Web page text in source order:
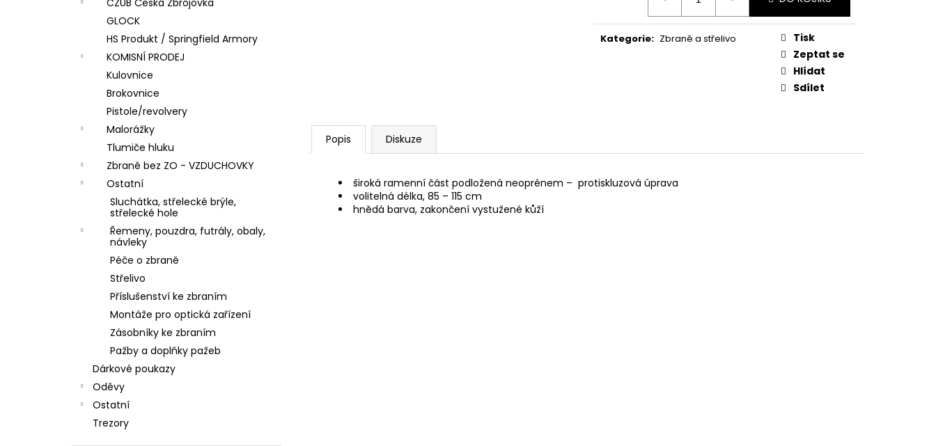
CZUB Česká Zbrojovka
GLOCK
HS Produkt / Springfield Armory
KOMISNÍ PRODEJ
Kulovnice
Brokovnice
Pistole/revolvery
Malorážky
Tlumiče hluku
Zbraně bez ZO - VZDUCHOVKY
Ostatní
Sluchátka, střelecké brýle,
střelecké hole
Řemeny, pouzdra, futrály, obaly,
návleky
Péče o zbraně
Střelivo
Příslušenství ke zbraním
Montáže pro optická zařízení
Zásobníky ke zbraním
Pažby a doplňky pažeb
Dárkové poukazy
Oděvy
Ostatní
Trezory
Kategorie: Zbraně a střelivo
Tisk
Zeptat se
Hlídat
Sdílet
Popis Diskuze
široká ramenní část podložená neoprénem – protiskluzová úprava
volitelná délka, 85 – 115 cm
hnědá barva, zakončení vystužené kůží
DÁRKOVÝ POUKAZ (DO POZNÁMKY
NAPSAT JMÉNO OBDAROVANÉHO)
500 Kč